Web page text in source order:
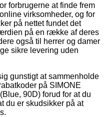
forbrugerne at finde frem
virksomheder, og for
på nettet fundet det
på en række af deres
også til herrer og damer
sikre levering uden
gunstigt at sammenholde
på SIMONE
90D) forud for at du
du er skudsikker på at